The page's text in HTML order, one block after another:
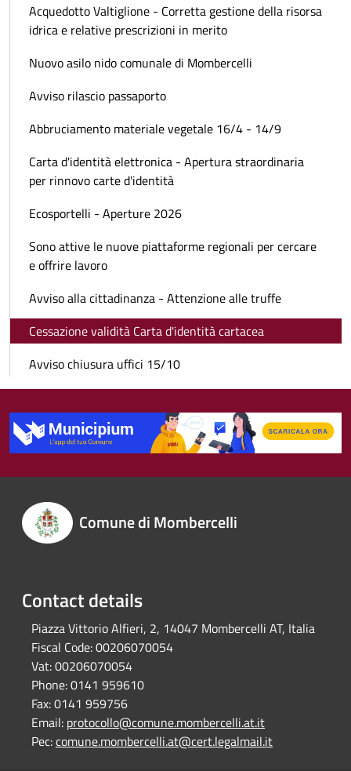
Acquedotto Valtiglione - Corretta gestione della risorsa
idrica e relative prescrizioni in merito
Nuovo asilo nido comunale di Mombercelli
Avviso rilascio passaporto
Abbruciamento materiale vegetale 16/4 - 14/9
Carta d'identità elettronica - Apertura straordinaria
per rinnovo carte d'identità
Ecosportelli - Aperture 2026
Sono attive le nuove piattaforme regionali per cercare
e offrire lavoro
Avviso alla cittadinanza - Attenzione alle truffe
Cessazione validità Carta d'identità cartacea
Avviso chiusura uffici 15/10
Comune di Mombercelli
Contact details
Piazza Vittorio Alfieri, 2, 14047 Mombercelli AT, Italia
Fiscal Code:00206070054
Vat:00206070054
Phone:0141 959610
Fax:0141 959756
Email: protocollo@comune.mombercelli.at.it
Pec:comune.mombercelli.at@cert.legalmail.it